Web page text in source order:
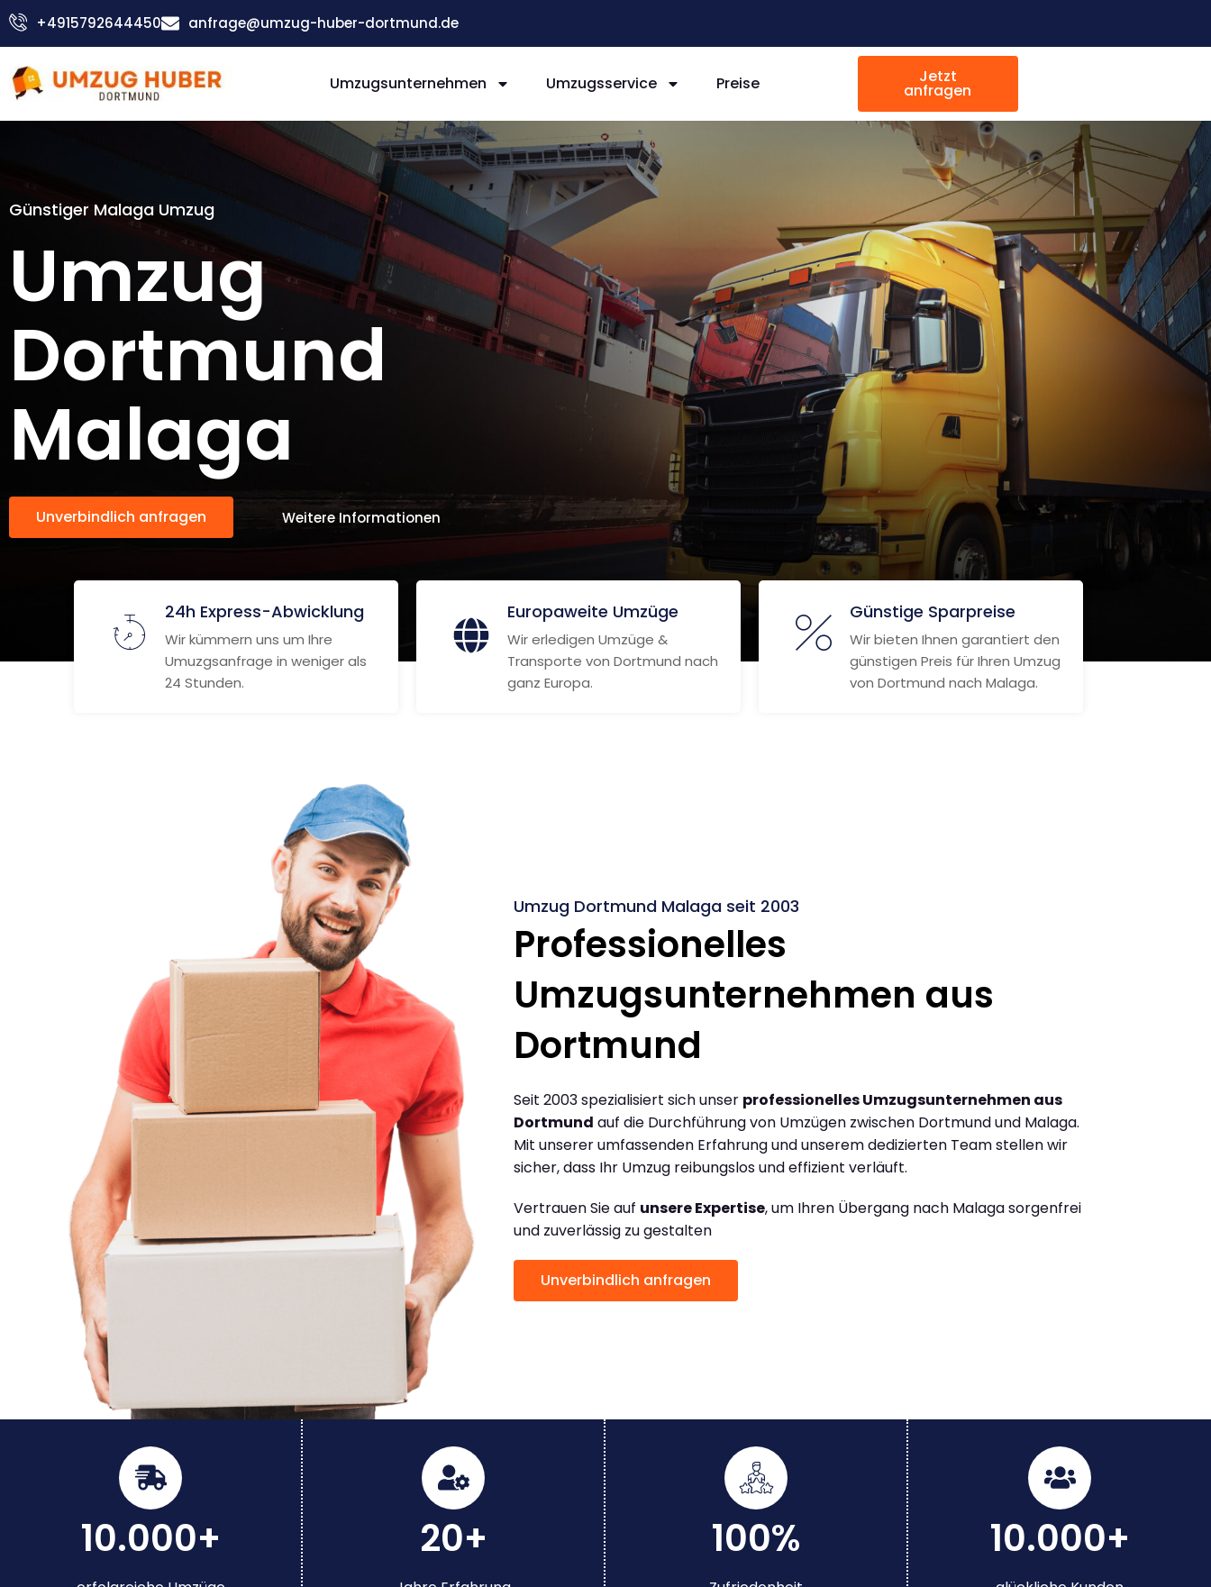
Zum
Inhalt
+4915792644450 anfrage@umzug-huber-dortmund.de
Umzugsunternehmen Umzugsservice Preise Jetzt
anfragen
Günstiger Malaga Umzug
Umzug
Dortmund
Malaga
Unverbindlich anfragen Weitere Informationen
24h Express-Abwicklung
Wir kümmern uns um Ihre
Umuzgsanfrage in weniger als
24 Stunden.
Europaweite Umzüge
Wir erledigen Umzüge &
Transporte von Dortmund nach
ganz Europa.
Günstige Sparpreise
Wir bieten Ihnen garantiert den
günstigen Preis für Ihren Umzug
von Dortmund nach Malaga.
Umzug Dortmund Malaga seit 2003
Professionelles
Umzugsunternehmen aus
Dortmund
Seit 2003 spezialisiert sich unser professionelles Umzugsunternehmen aus
Dortmund auf die Durchführung von Umzügen zwischen Dortmund und Malaga.
Mit unserer umfassenden Erfahrung und unserem dedizierten Team stellen wir
sicher, dass Ihr Umzug reibungslos und effizient verläuft.
Vertrauen Sie auf unsere Expertise, um Ihren Übergang nach Malaga sorgenfrei
und zuverlässig zu gestalten
Unverbindlich anfragen
10.000+ 20+ 100% 10.000+